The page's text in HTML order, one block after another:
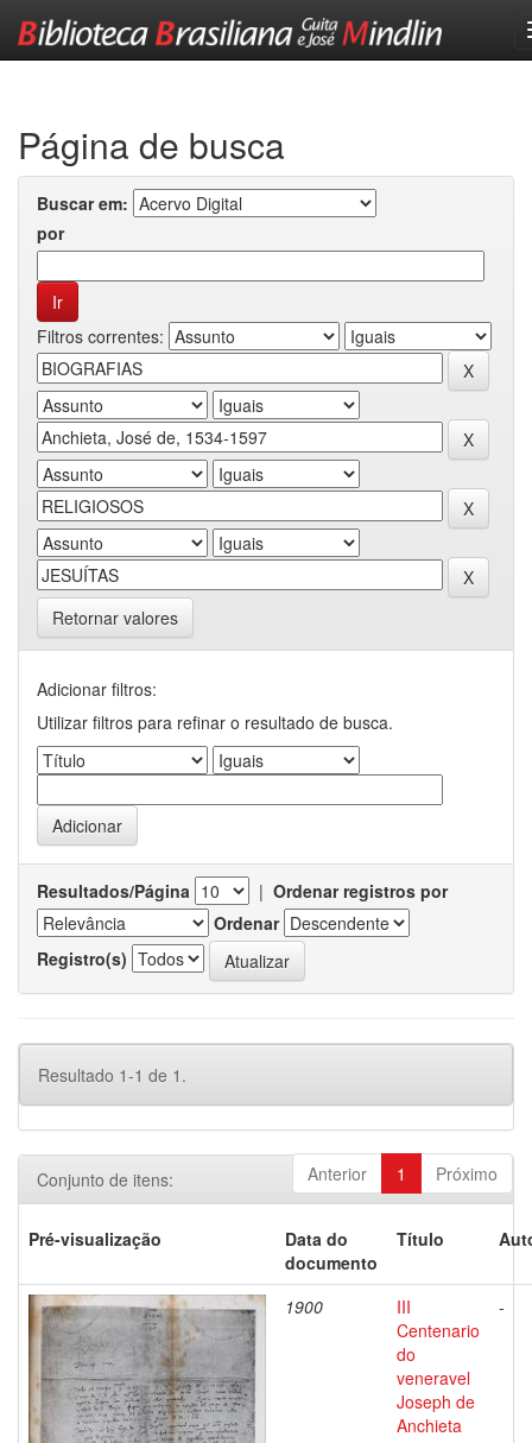
Página de busca
Buscar em:
por
Filtros correntes:
Retornar valores
Adicionar filtros:
Utilizar filtros para refinar o resultado de busca.
Resultados/Página | Ordenar registros por
Ordenar
Registro(s)
Resultado 1-1 de 1.
Anterior 1 Próximo
Conjunto de itens:
Pré-visualização
Data do
documento
Título
1900
III
Centenario
do
veneravel
Joseph de
Anchieta
-